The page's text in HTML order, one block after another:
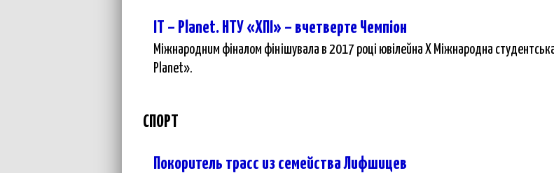
IT – Planet. НТУ «ХПІ» – вчетверте Чемпіон
Міжнародним фіналом фінішувала в 2017 році ювілейна Х Міжнародна студентська
Planet».
СПОРТ
Покоритель трасс из семейства Лифшицев